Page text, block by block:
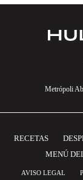
Metrópoli
RECETAS
MENÚ
AVISO LEGAL